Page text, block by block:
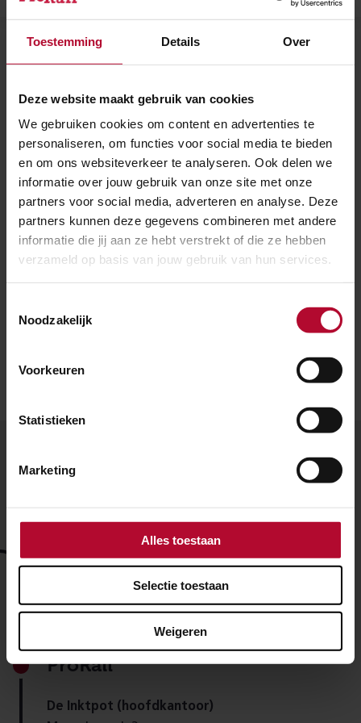
Toestemming Details Over
Deze website maakt gebruik van cookies
We gebruiken cookies om content en advertenties te
personaliseren, om functies voor social media te bieden
en om ons websiteverkeer te analyseren. Ook delen we
informatie over jouw gebruik van onze site met onze
partners voor social media, adverteren en analyse. Deze
partners kunnen deze gegevens combineren met andere
informatie die jij aan ze hebt verstrekt of die ze hebben
verzameld op basis van jouw gebruik van hun services.
Noodzakelijk
Voorkeuren
Statistieken
Marketing
Alles toestaan
Selectie toestaan
Weigeren
Spoorwerkcheck
Woon of werk je binnen 300 meter van het
spoor? Maak dan gebruik van onze
spoorwerkcheck. Je ziet direct welke
werkzaamheden in jouw buurt gepland staan.
Footer
Snel naar
ProRail
De Inktpot (hoofdkantoor)